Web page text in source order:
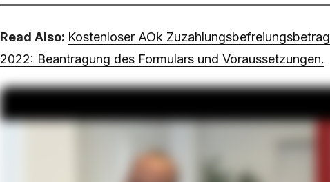
Read Also: Kostenloser AOk Zuzahlungsbefreiungsbetrag
2022: Beantragung des Formulars und Voraussetzungen.